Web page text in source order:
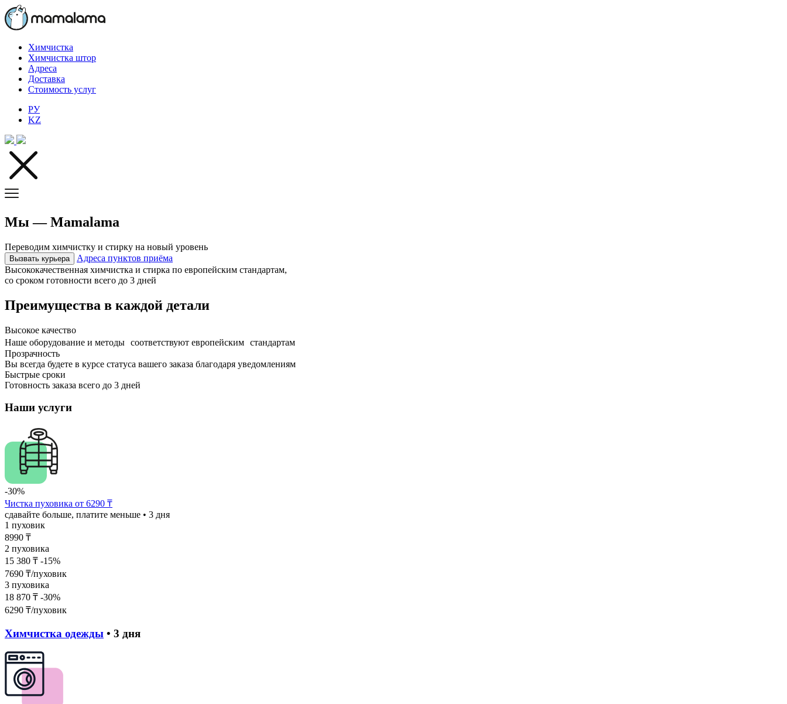
Химчистка
Химчистка штор
Адреса
Доставка
Стоимость услуг
РУ
KZ
Мы — Mamalama
Переводим химчистку и стирку на новый уровень
Вызвать курьера
Адреса пунктов приёма
Высококачественная химчистка и стирка по европейским стандартам,
со сроком готовности всего до 3 дней
Преимущества в каждой детали
Высокое качество
Наше оборудование и методы соответствуют европейским стандартам
Прозрачность
Вы всегда будете в курсе статуса вашего заказа благодаря уведомлениям
Быстрые сроки
Готовность заказа всего до 3 дней
Наши услуги
-30%
Чистка пуховика от 6290 ₸
сдавайте больше, платите меньше • 3 дня
1 пуховик
8990 ₸
2 пуховика
15 380 ₸ -15%
7690 ₸/пуховик
3 пуховика
18 870 ₸ -30%
6290 ₸/пуховик
Химчистка одежды • 3 дня